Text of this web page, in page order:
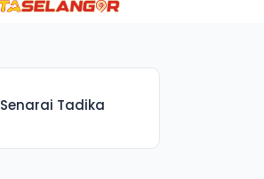
Senarai Tadika